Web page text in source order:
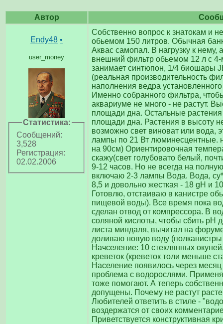
Автор
Endy48 •
user_money
Статистика:
Сообщений:
3,528
Регистрация:
02.02.2006
Собственно вопрос к знатокам и
обьемом 150 литров. Обычная
Аквас самопал. В нагрузку к нему,
внешний фильтр обьемом 12 л с
занимает синтюпон, 1/4 биошары
(реальная производительность
наполнения ведра
Именно собранного фильтра,
аквариуме не много - не растут.
площади дна. Остальные
площади дна. Растения в высоту
возможно свет виноват или вода,
лампы по 21 Вт люминесцентные.
на 90см) Ориентировочная
скажу(свет голубовато белый,
9-12 часов. Но не всегда на
включаю 2-3 лампы Вода. Вода,
8,5 и довольно жесткая - 18 gH и
Готовлю, отстаиваю в канистре
пищевой воды). Все время пока
сделан отвод от компрессора. В
соляной кислоты, чтобы сбить рН
листа миндаля, вычитал на
доливаю новую воду
Начселение: 10 стеклянных
креветок (креветок толи меньше
Население появилось через
проблема с водорослями.
тоже помогают. А теперь
допущены. Почему не растут
Любителей ответить в стиле -
воздержатся от своих
Приветствуется конструктивная